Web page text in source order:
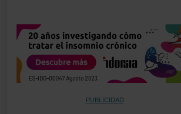
PUBLICIDAD